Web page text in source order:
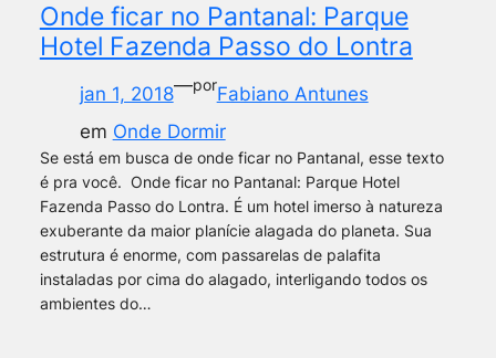
Onde ficar no Pantanal: Parque
Hotel Fazenda Passo do Lontra
jan 1, 2018—porFabiano Antunes
em Onde Dormir
Se está em busca de onde ficar no Pantanal, esse texto
é pra você. Onde ficar no Pantanal: Parque Hotel
Fazenda Passo do Lontra. É um hotel imerso à natureza
exuberante da maior planície alagada do planeta. Sua
estrutura é enorme, com passarelas de palafita
instaladas por cima do alagado, interligando todos os
ambientes do…